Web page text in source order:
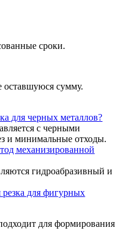
сроки.
оставшуюся сумму.
для черных металлов?
с черными
и минимальные отходы.
механизированной
гидроабразивный и
резка для фигурных
для формирования